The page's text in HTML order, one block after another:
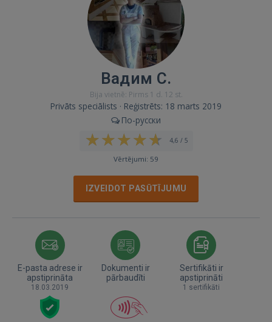
Вадим С.
Bija vietnē: Pirms 1 d. 12 st.
Privāts speciālists · Reģistrēts: 18 marts 2019
По-русски
4,6 / 5
Vērtējumi: 59
IZVEIDOT PASŪTĪJUMU
E-pasta adrese ir
apstiprināta
18.03.2019
Dokumenti ir
pārbaudīti
Sertifikāti ir
apstiprināti
1 sertifikāti